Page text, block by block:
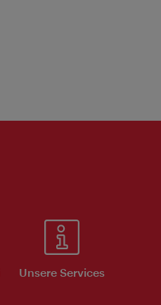
Unsere Services